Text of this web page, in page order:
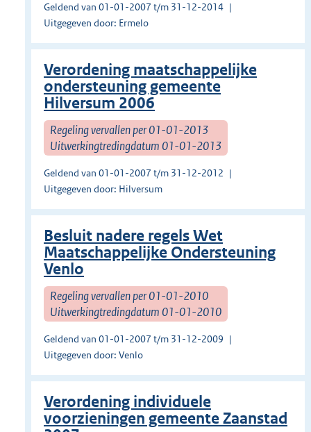
Geldend van 01-01-2007 t/m 31-12-2014
Uitgegeven door: Ermelo
Verordening maatschappelijke
ondersteuning gemeente
Hilversum 2006
Regeling vervallen per 01-01-2013
Uitwerkingtredingdatum 01-01-2013
Geldend van 01-01-2007 t/m 31-12-2012
Uitgegeven door: Hilversum
Besluit nadere regels Wet
Maatschappelijke Ondersteuning
Venlo
Regeling vervallen per 01-01-2010
Uitwerkingtredingdatum 01-01-2010
Geldend van 01-01-2007 t/m 31-12-2009
Uitgegeven door: Venlo
Verordening individuele
voorzieningen gemeente Zaanstad